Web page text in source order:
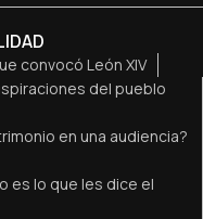
convocó León XIV
del pueblo
en una audiencia?
es lo que les dice el